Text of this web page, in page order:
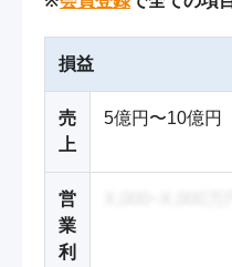
損益
売
上
5億円〜10億円
営
業
利